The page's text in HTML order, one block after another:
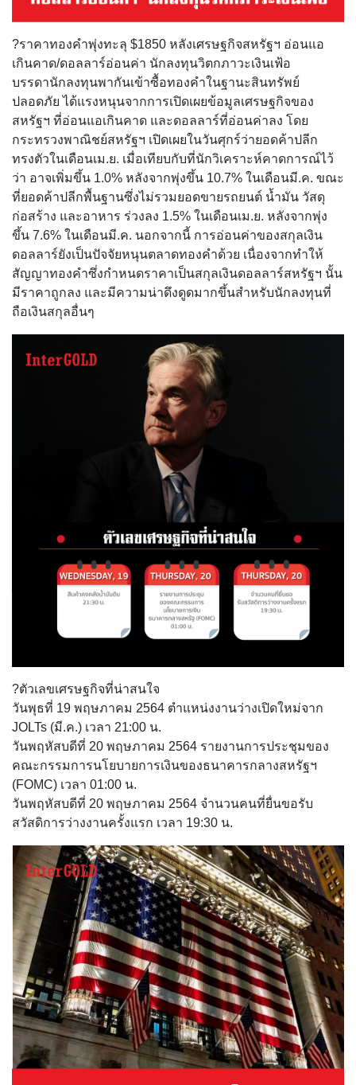
?ราคาทองคำพุ่งทะลุ $1850 หลังเศรษฐกิจสหรัฐฯ อ่อนแอ
เกินคาด/ดอลลาร์อ่อนค่า นักลงทุนวิตกภาวะเงินเฟ้อ
บรรดานักลงทุนพากันเข้าซื้อทองคำในฐานะสินทรัพย์
ปลอดภัย ได้แรงหนุนจากการเปิดเผยข้อมูลเศรษฐกิจของ
สหรัฐฯ ที่อ่อนแอเกินคาด และดอลลาร์ที่อ่อนค่าลง โดย
กระทรวงพาณิชย์สหรัฐฯ เปิดเผยในวันศุกร์ว่ายอดค้าปลีก
ทรงตัวในเดือนเม.ย. เมื่อเทียบกับที่นักวิเคราะห์คาดการณ์ไว้
ว่า อาจเพิ่มขึ้น 1.0% หลังจากพุ่งขึ้น 10.7% ในเดือนมี.ค. ขณะ
ที่ยอดค้าปลีกพื้นฐานซึ่งไม่รวมยอดขายรถยนต์ น้ำมัน วัสดุ
ก่อสร้าง และอาหาร ร่วงลง 1.5% ในเดือนเม.ย. หลังจากพุ่ง
ขึ้น 7.6% ในเดือนมี.ค. นอกจากนี้ การอ่อนค่าของสกุลเงิน
ดอลลาร์ยังเป็นปัจจัยหนุนตลาดทองคำด้วย เนื่องจากทำให้
สัญญาทองคำซึ่งกำหนดราคาเป็นสกุลเงินดอลลาร์สหรัฐฯ นั้น
มีราคาถูกลง และมีความน่าดึงดูดมากขึ้นสำหรับนักลงทุนที่
ถือเงินสกุลอื่นๆ
?ตัวเลขเศรษฐกิจที่น่าสนใจ
วันพุธที่ 19 พฤษภาคม 2564 ตำแหน่งงานว่างเปิดใหม่จาก
JOLTs (มี.ค.) เวลา 21:00 น.
วันพฤหัสบดีที่ 20 พฤษภาคม 2564 รายงานการประชุมของ
คณะกรรมการนโยบายการเงินของธนาคารกลางสหรัฐฯ
(FOMC) เวลา 01:00 น.
วันพฤหัสบดีที่ 20 พฤษภาคม 2564 จำนวนคนที่ยื่นขอรับ
สวัสดิการว่างงานครั้งแรก เวลา 19:30 น.